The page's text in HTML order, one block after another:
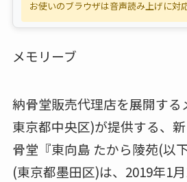
お使いのブラウザは音声読み上げに対
メモリーブ
納骨堂販売代理店を展開する
東京都中央区)が提供する、
骨堂『東向島 たから陵苑(以
(東京都墨田区)は、2019年1